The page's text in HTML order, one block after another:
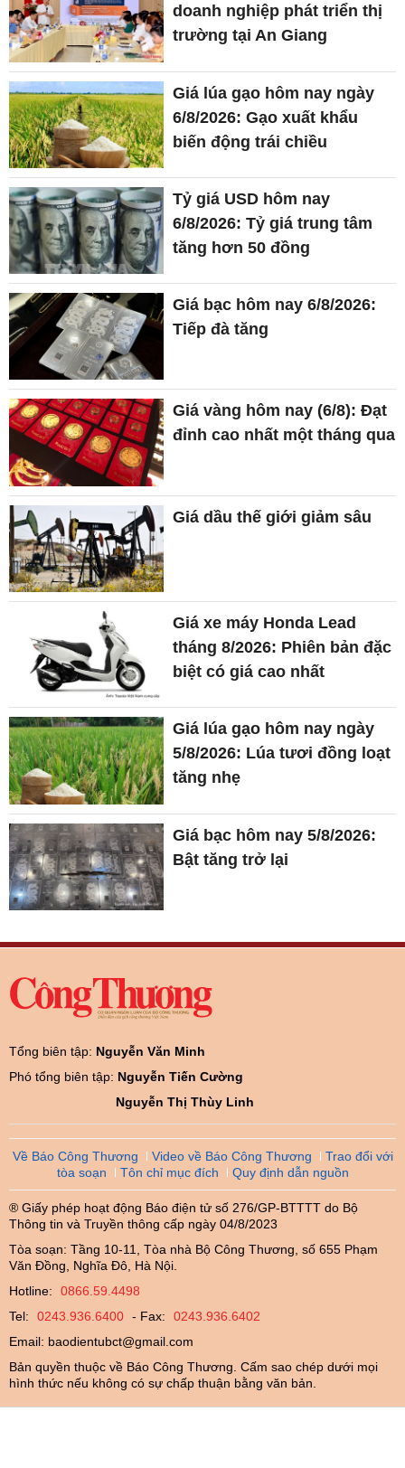
doanh nghiệp phát triển thị
trường tại An Giang
Giá lúa gạo hôm nay ngày
6/8/2026: Gạo xuất khẩu
biến động trái chiều
Tỷ giá USD hôm nay
6/8/2026: Tỷ giá trung tâm
tăng hơn 50 đồng
Giá bạc hôm nay 6/8/2026:
Tiếp đà tăng
Giá vàng hôm nay (6/8): Đạt
đỉnh cao nhất một tháng qua
Giá dầu thế giới giảm sâu
Giá xe máy Honda Lead
tháng 8/2026: Phiên bản đặc
biệt có giá cao nhất
Giá lúa gạo hôm nay ngày
5/8/2026: Lúa tươi đồng loạt
tăng nhẹ
Giá bạc hôm nay 5/8/2026:
Bật tăng trở lại
Tổng biên tập: Nguyễn Văn Minh
Phó tổng biên tập: Nguyễn Tiến Cường
Nguyễn Thị Thùy Linh
Về Báo Công Thương Video về Báo Công Thương
Trao đổi với
tòa soạn
Tôn chỉ mục đích Quy định dẫn nguồn
® Giấy phép hoạt động Báo điện tử số 276/GP-BTTTT do Bộ
Thông tin và Truyền thông cấp ngày 04/8/2023
Tòa soạn: Tầng 10-11, Tòa nhà Bộ Công Thương, số 655 Phạm
Văn Đồng, Nghĩa Đô, Hà Nội.
Hotline:
0866.59.4498
Tel:
0243.936.6400 - Fax:
0243.936.6402
Email: baodientubct@gmail.com
Bản quyền thuộc về Báo Công Thương. Cấm sao chép dưới mọi
hình thức nếu không có sự chấp thuận bằng văn bản.